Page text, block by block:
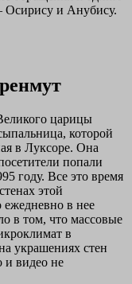
Осирису и Анубису.
царицы
которой
в Луксоре. Она
попали
году. Все это время
этой
ежедневно в нее
в том, что массовые
в
украшениях стен
и видео не